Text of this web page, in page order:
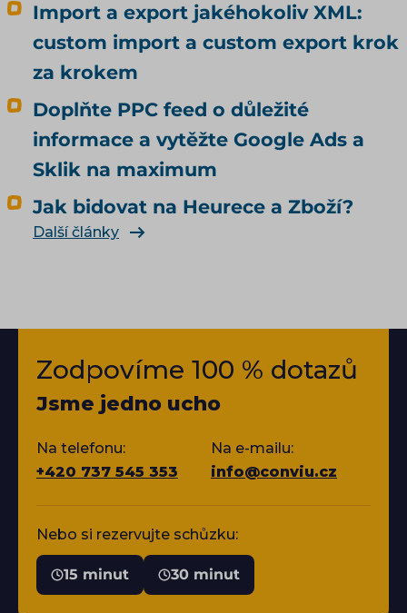
Import a export jakéhokoliv XML:
custom import a custom export krok
za krokem
Doplňte PPC feed o důležité
informace a vytěžte Google Ads a
Sklik na maximum
Jak bidovat na Heurece a Zboží?
Další články
Zodpovíme 100 % dotazů
Jsme jedno ucho
Na telefonu:
+420 737 545 353
Na e-mailu:
info@conviu.cz
Nebo si rezervujte schůzku:
15 minut 30 minut